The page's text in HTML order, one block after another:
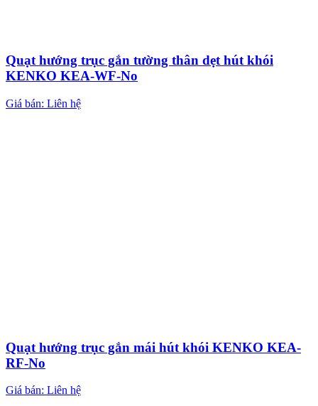
Quạt hướng trục gắn tường thân dẹt hút khói
KENKO KEA-WF-No
Giá bán: Liên hệ
Quạt hướng trục gắn mái hút khói KENKO KEA-
RF-No
Giá bán: Liên hệ